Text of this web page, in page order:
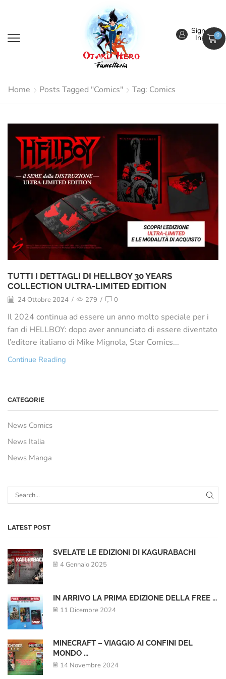
Sign
In 0
Home Posts Tagged "Comics" Tag: Comics
TUTTI I DETTAGLI DI HELLBOY 30 YEARS
COLLECTION ULTRA-LIMITED EDITION
24 Ottobre 2024 / 279 / 0
Il 2024 continua ad essere un anno molto speciale per i
fan di HELLBOY: dopo aver annunciato di essere diventato
l’editore italiano di Mike Mignola, Star Comics...
Continue Reading
CATEGORIE
News Comics
News Italia
News Manga
LATEST POST
SVELATE LE EDIZIONI DI KAGURABACHI
4 Gennaio 2025
IN ARRIVO LA PRIMA EDIZIONE DELLA FREE ...
11 Dicembre 2024
MINECRAFT – VIAGGIO AI CONFINI DEL
MONDO ...
14 Novembre 2024